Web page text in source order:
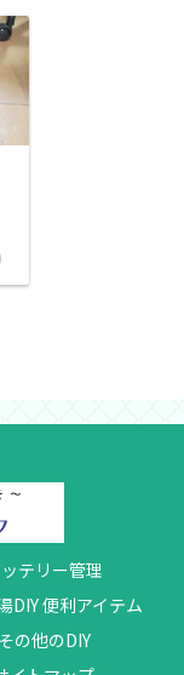
テリー管理
DIY 便利アイテム
その他のDIY